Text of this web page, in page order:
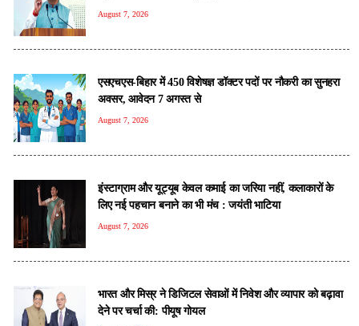
August 7, 2026
एसएचएस-बिहार में 450 विशेषज्ञ डॉक्टर पदों पर नौकरी का सुनहरा
अवसर, आवेदन 7 अगस्त से
August 7, 2026
इंस्टाग्राम और यूट्यूब केवल कमाई का जरिया नहीं, कलाकारों के
लिए नई पहचान बनाने का भी मंच : जयंती भाटिया
August 7, 2026
भारत और मिस्र ने डिजिटल सेवाओं में निवेश और व्यापार को बढ़ावा
देने पर चर्चा की: पीयूष गोयल